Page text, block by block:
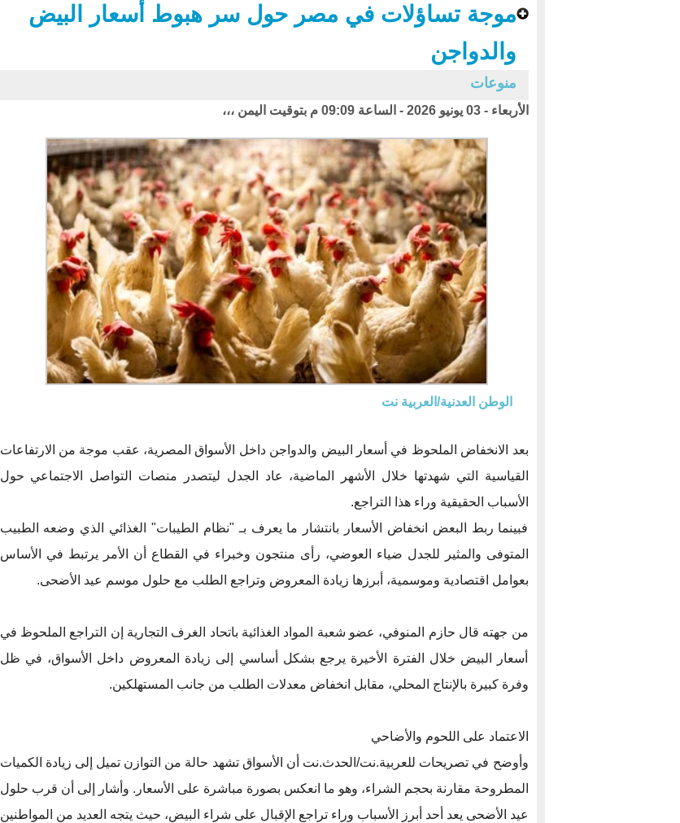
موجة تساؤلات في مصر حول سر هبوط أسعار البيض
والدواجن
منوعات
الأربعاء - 03 يونيو 2026 - الساعة 09:09 م بتوقيت اليمن ،،،
الوطن العدنية/العربية نت
بعد الانخفاض الملحوظ في أسعار البيض والدواجن داخل الأسواق المصرية، عقب موجة من الارتفاعات
القياسية التي شهدتها خلال الأشهر الماضية، عاد الجدل ليتصدر منصات التواصل الاجتماعي حول
الأسباب الحقيقية وراء هذا التراجع.
فبينما ربط البعض انخفاض الأسعار بانتشار ما يعرف بـ "نظام الطيبات" الغذائي الذي وضعه الطبيب
المتوفى والمثير للجدل ضياء العوضي، رأى منتجون وخبراء في القطاع أن الأمر يرتبط في الأساس
بعوامل اقتصادية وموسمية، أبرزها زيادة المعروض وتراجع الطلب مع حلول موسم عيد الأضحى.
من جهته قال حازم المنوفي، عضو شعبة المواد الغذائية باتحاد الغرف التجارية إن التراجع الملحوظ في
أسعار البيض خلال الفترة الأخيرة يرجع بشكل أساسي إلى زيادة المعروض داخل الأسواق، في ظل
وفرة كبيرة بالإنتاج المحلي، مقابل انخفاض معدلات الطلب من جانب المستهلكين.
الاعتماد على اللحوم والأضاحي
وأوضح في تصريحات للعربية.نت/الحدث.نت أن الأسواق تشهد حالة من التوازن تميل إلى زيادة الكميات
المطروحة مقارنة بحجم الشراء، وهو ما انعكس بصورة مباشرة على الأسعار. وأشار إلى أن قرب حلول
عيد الأضحى يعد أحد أبرز الأسباب وراء تراجع الإقبال على شراء البيض، حيث يتجه العديد من المواطنين